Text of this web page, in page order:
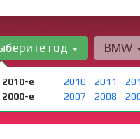
год
2010-е 2010 2011
2000-е
2007 2008
BMW